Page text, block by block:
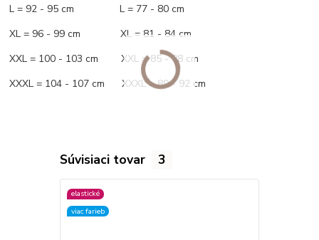
L = 92 - 95 cm L = 77 - 80 cm
XL = 96 - 99 cm XL = 81 - 84 cm
XXL = 100 - 103 cm XXL = 85 - 88 cm
XXXL = 104 - 107 cm XXXL = 89 - 92 cm
Súvisiaci tovar 3
elastické
viac farieb